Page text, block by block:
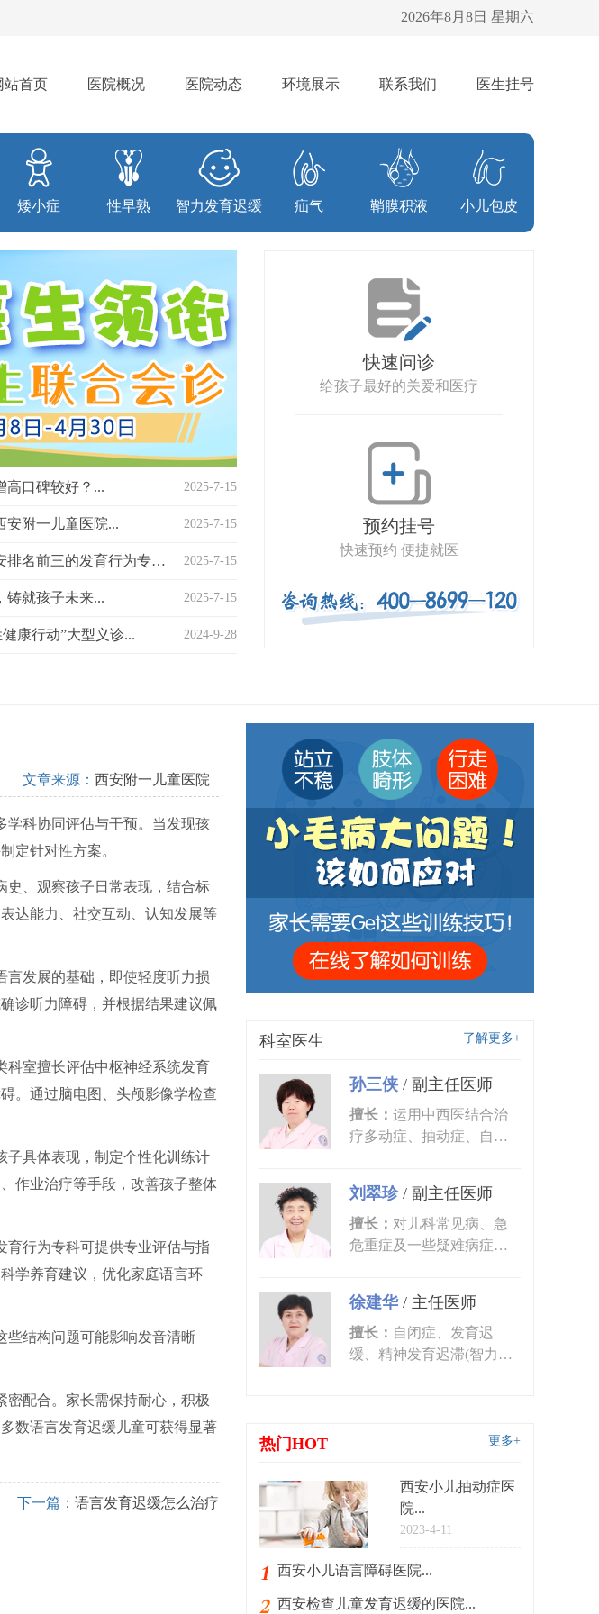
2026年8月8日 星期六
站首页 医院概况 医院动态 环境展示 联系我们 医生挂号
矮小症 性早熟 智力发育迟缓 疝气 鞘膜积液 小儿包皮
高口碑较好？... 2025-7-15
附一儿童医院... 2025-7-15
西安哪家医院儿童医院评价好—西安排名前三的发育行为专科医院？... 2025-7-15
铸就孩子未来... 2025-7-15
康行动”大型义诊... 2024-9-28
快速问诊
给孩子最好的关爱和医疗
预约挂号
快速预约 便捷就医
文章来源： 西安附一儿童医院
学科协同评估与干预。当发现孩
定针对性方案。
史、观察孩子日常表现，结合标
达能力、社交互动、认知发展等
言发展的基础，即使轻度听力损
诊听力障碍，并根据结果建议佩
科室擅长评估中枢神经系统发育
。通过脑电图、头颅影像学检查
子具体表现，制定个性化训练计
作业治疗等手段，改善孩子整体
育行为专科可提供专业评估与指
学养育建议，优化家庭语言环
些结构问题可能影响发音清晰
密配合。家长需保持耐心，积极
数语言发育迟缓儿童可获得显著
下一篇： 语言发育迟缓怎么治疗
了解更多+
科室医生
孙三侠 / 副主任医师
擅长： 运用中西医结合治
疗多动症、抽动症、自闭
刘翠珍/ 副主任医师
擅长： 对儿科常见病、急
危重症及一些疑难病症的
徐建华/ 主任医师
擅长： 自闭症、发育迟
缓、精神发育迟滞(智力低
更多+
热门HOT
西安小儿抽动症医
院...
2023-4-11
西安小儿语言障碍医院...
西安检查儿童发育迟缓的医院...